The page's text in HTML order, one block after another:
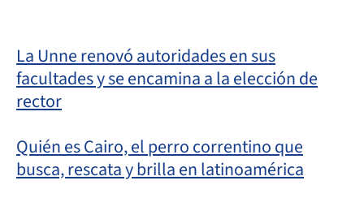
La Unne renovó autoridades en sus
facultades y se encamina a la elección de
rector
Quién es Cairo, el perro correntino que
busca, rescata y brilla en latinoamérica